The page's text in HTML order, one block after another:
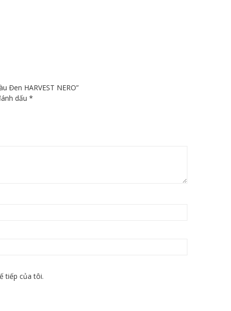
Đen HARVEST NERO”
dấu*
tiếp của tôi.